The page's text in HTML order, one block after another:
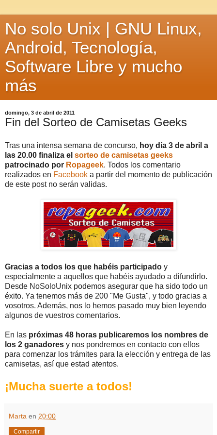
No solo Unix | GNU Linux,
Android, Tecnología,
Software Libre y mucho
más
domingo, 3 de abril de 2011
Fin del Sorteo de Camisetas Geeks
Tras una intensa semana de concurso, hoy día 3 de abril a
las 20.00 finaliza el sorteo de camisetas geeks
patrocinado por Ropageek. Todos los comentario
realizados en Facebook a partir del momento de publicación
de este post no serán validas.
Gracias a todos los que habéis participado y
especialmente a aquellos que habéis ayudado a difundirlo.
Desde NoSoloUnix podemos asegurar que ha sido todo un
éxito. Ya tenemos más de 200 "Me Gusta", y todo gracias a
vosotros. Además, nos lo hemos pasado muy bien leyendo
algunos de vuestros comentarios.
En las próximas 48 horas publicaremos los nombres de
los 2 ganadores y nos pondremos en contacto con ellos
para comenzar los trámites para la elección y entrega de las
camisetas, así que estad atentos.
¡Mucha suerte a todos!
Marta en 20:00
Compartir